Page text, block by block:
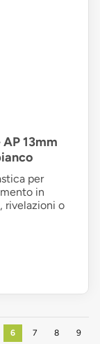
13mm
per
in
rivelazioni o
6 7 8 9